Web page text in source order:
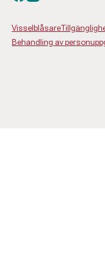
Visselblåsare
Behandling av